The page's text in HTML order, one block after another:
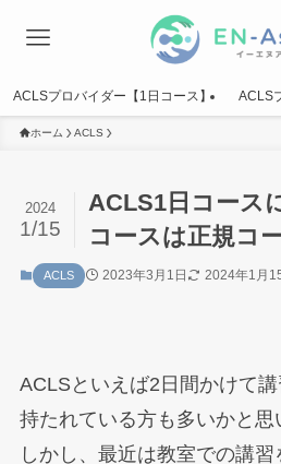
ACLSプロバイダー【1日コース】 ACLS
ホーム ACLS
ACLS1日コース
コースは正規コ
2024
1/15
ACLS 2023年3月1日 2024年1月
ACLSといえば2日間かけて
持たれている方も多いかと思
しかし、最近は教室での講